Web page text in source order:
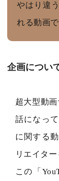
やはり違
れる動画で
企画につい
超大型動
話になっ
に関する
リエイタ
この「